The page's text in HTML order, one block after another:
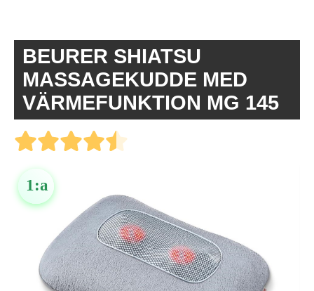
BEURER SHIATSU
MASSAGEKUDDE MED
VÄRMEFUNKTION MG 145
1:a